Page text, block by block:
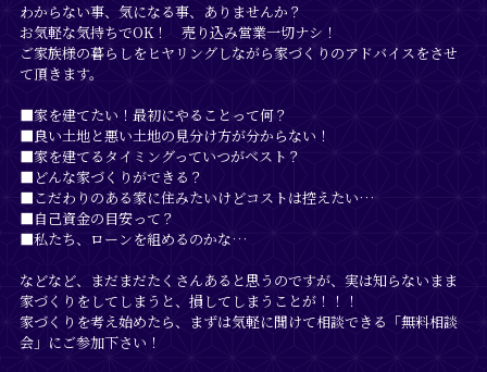
わからない事、気になる事、ありませんか？
お気軽な気持ちでOK！ 売り込み営業一切ナシ！
ご家族様の暮らしをヒヤリングしながら家づくりのアドバイスをさせ
て頂きます。
■家を建てたい！最初にやることって何？
■良い土地と悪い土地の見分け方が分からない！
■家を建てるタイミングっていつがベスト？
■どんな家づくりができる？
■こだわりのある家に住みたいけどコストは控えたい…
■自己資金の目安って？
■私たち、ローンを組めるのかな…
などなど、まだまだたくさんあると思うのですが、実は知らないまま
家づくりをしてしまうと、損してしまうことが！！！
家づくりを考え始めたら、まずは気軽に聞けて相談できる「無料相談
会」にご参加下さい！